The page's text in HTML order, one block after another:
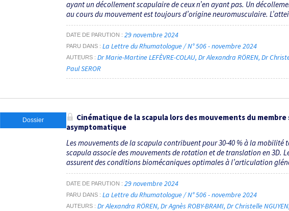
ayant un décollement scapulaire de ceux n’en ayant pas. Un
au cours du mouvement est toujours d’origine neuromusculaire.
DATE DE PARUTION 29 novembre 2024
PARU DANS La Lettre du Rhumatologue / N° 506 - novembre 2024
AUTEURS Dr Marie-Martine LEFÈVRE-COLAU Dr Alexandra RÖREN Dr
Paul SEROR
Dossier
Cinématique de la scapula lors des mouvements du
asymptomatique
Les mouvements de la scapula contribuent pour 30-40 % à la mobilité
scapula associe des mouvements de rotation et de translation en 3D.
assurent des conditions biomécaniques optimales à l’articulation
DATE DE PARUTION 29 novembre 2024
PARU DANS La Lettre du Rhumatologue / N° 506 - novembre 2024
AUTEURS Dr Alexandra RÖREN Dr Agnès ROBY-BRAMI Dr Christelle NGUYEN